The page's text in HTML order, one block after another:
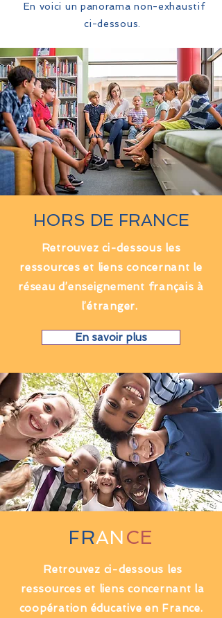
En voici un panorama non-exhaustif
ci-dessous.
HORS DE FRANCE
Retrouvez ci-dessous les
ressources et liens concernant le
réseau d’enseignement français à
l’étranger.
En savoir plus
FRANCE
Retrouvez ci-dessous les
ressources et liens concernant la
coopération éducative en France.